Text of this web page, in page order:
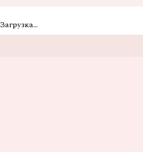
Загрузка...